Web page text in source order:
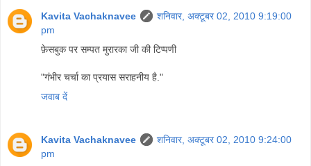
Kavita Vachaknavee
शनिवार, अक्टूबर 02, 2010 9:19:00
pm
फ़ेसबुक पर सम्पत मुरारका जी की टिप्पणी
"गंभीर चर्चा का प्रयास सराहनीय है."
जवाब दें
Kavita Vachaknavee
शनिवार, अक्टूबर 02, 2010 9:24:00
pm